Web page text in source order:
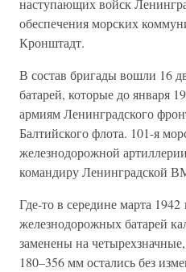
наступающих войск
обеспечения морских
Кронштадт.
В состав бригады вошли 16
батарей, которые до января
армиям Ленинградского
Балтийского флота. 101-я
железнодорожной
командиру Ленинградской
Где-то в середине марта
железнодорожных батарей
заменены на
180–356 мм остались без